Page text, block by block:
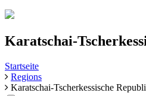
Karatschai-
Startseite
Regions
Karatschai-Tscherkessische